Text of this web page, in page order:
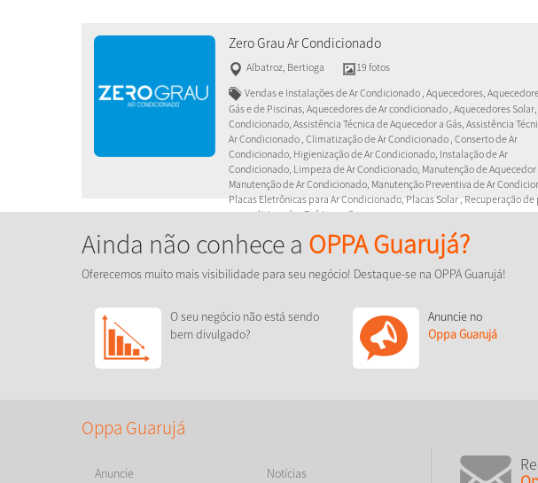
Zero Grau Ar Condicionado
Albatroz, Bertioga
19 fotos
Vendas e Instalações de Ar Condicionado , Aquecedores,
Gás e de Piscinas, Aquecedores de Ar condicionado , Aquecedores Solar,
Condicionado, Assistência Técnica de Aquecedor a Gás, Assistência
Ar Condicionado , Climatização de Ar Condicionado , Conserto de Ar
Condicionado, Higienização de Ar Condicionado, Instalação de Ar
Condicionado, Limpeza de Ar Condicionado, Manutenção de Aquecedor
Manutenção de Ar Condicionado, Manutenção Preventiva de Ar
Placas Eletrônicas para Ar Condicionado, Placas Solar , Recuperação de
ar condicionado , Refrigeração
Ar-Condicionado - Instalação, venda, Manutenção preventiva e
corretiva, recuperação de placas eletrônicas, especialidade em
aparelhos Inverter de todas as marcas e modelos .
Ainda não conhece a OPPA Guarujá?
Oferecemos muito mais visibilidade para seu negócio! Destaque-se na OPPA Guarujá!
O seu negócio não está sendo
bem divulgado?
Anuncie no
Oppa Guarujá
Oppa Guarujá
Anuncie Notícias